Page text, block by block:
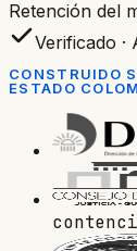
Retención del
Verificado ·
CONSTRUIDO
ESTADO